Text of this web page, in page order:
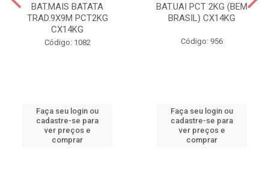
BAT.MAIS BATATA
TRAD.9X9M PCT2KG
CX14KG
Código: 1082
Faça seu login ou
cadastre-se para
ver preços e
comprar
BAT.UAI PCT 2KG (BEM
BRASIL) CX14KG
Código: 956
Faça seu login ou
cadastre-se para
ver preços e
comprar